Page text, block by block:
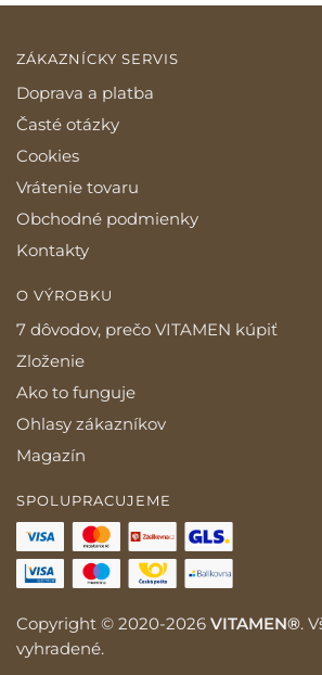
ZÁKAZNÍCKY SERVIS
Doprava a platba
Časté otázky
Cookies
Vrátenie tovaru
Obchodné podmienky
Kontakty
O VÝROBKU
7 dôvodov, prečo VITAMEN kúpiť
Zloženie
Ako to funguje
Ohlasy zákazníkov
Magazín
SPOLUPRACUJEME
Copyright © 2020-2026 VITAMEN®.
vyhradené.